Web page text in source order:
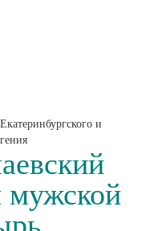
и
мужской